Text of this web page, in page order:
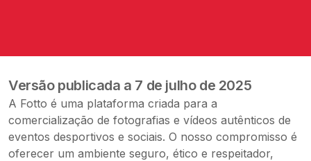
Versão publicada a 7 de julho de 2025
A Fotto é uma plataforma criada para a
comercialização de fotografias e vídeos autênticos de
eventos desportivos e sociais. O nosso compromisso é
oferecer um ambiente seguro, ético e respeitador,